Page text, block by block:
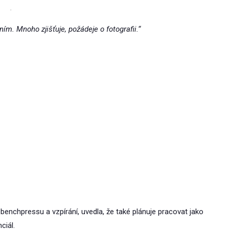
.
Mnoho zjišťuje, požádeje o fotografii.“
a vzpírání, uvedla, že také plánuje pracovat jako